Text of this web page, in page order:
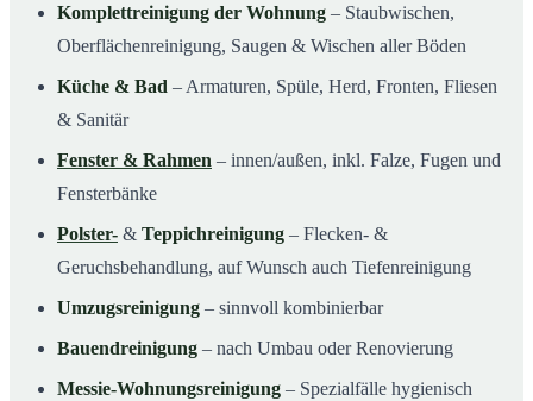
Komplettreinigung der Wohnung – Staubwischen,
Oberflächenreinigung, Saugen & Wischen aller Böden
Küche & Bad – Armaturen, Spüle, Herd, Fronten, Fliesen
& Sanitär
Fenster & Rahmen – innen/außen, inkl. Falze, Fugen und
Fensterbänke
Polster- & Teppichreinigung – Flecken- &
Geruchsbehandlung, auf Wunsch auch Tiefenreinigung
Umzugsreinigung – sinnvoll kombinierbar
Bauendreinigung – nach Umbau oder Renovierung
Messie-Wohnungsreinigung – Spezialfälle hygienisch